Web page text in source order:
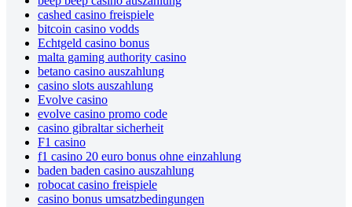
cashed casino freispiele
bitcoin casino vodds
Echtgeld casino bonus
malta gaming authority casino
betano casino auszahlung
casino slots auszahlung
Evolve casino
evolve casino promo code
casino gibraltar sicherheit
F1 casino
f1 casino 20 euro bonus ohne einzahlung
baden baden casino auszahlung
robocat casino freispiele
casino bonus umsatzbedingungen